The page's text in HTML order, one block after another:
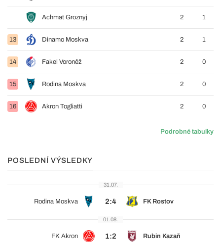
Achmat Groznyj 2 1
13 Dinamo Moskva 2 1
14 Fakel Voroněž 2 0
15 Rodina Moskva 2 0
16 Akron Togliatti 2 0
Podrobné tabulky
POSLEDNÍ VÝSLEDKY
31.07.
Rodina Moskva 2:4 FK Rostov
01.08.
FK Akron 1:2 Rubin Kazaň